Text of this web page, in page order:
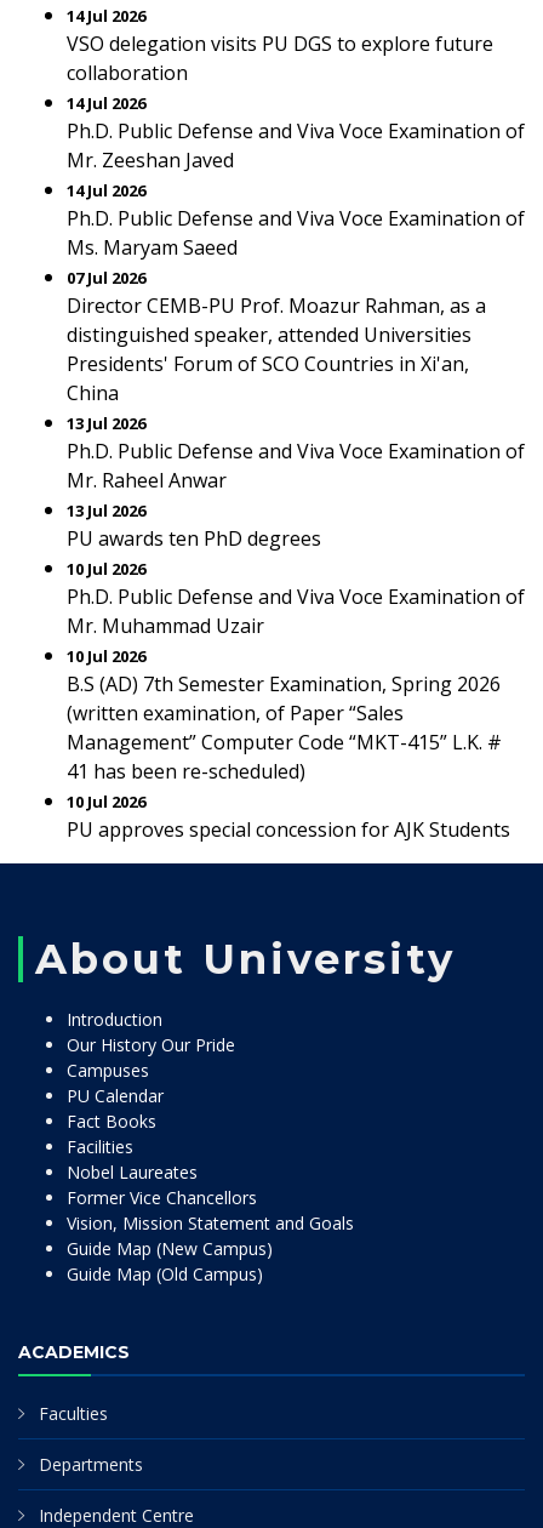
14 Jul 2026
VSO delegation visits PU DGS to explore future
collaboration
14 Jul 2026
Ph.D. Public Defense and Viva Voce Examination of
Mr. Zeeshan Javed
14 Jul 2026
Ph.D. Public Defense and Viva Voce Examination of
Ms. Maryam Saeed
07 Jul 2026
Director CEMB-PU Prof. Moazur Rahman, as a
distinguished speaker, attended Universities
Presidents' Forum of SCO Countries in Xi'an,
China
13 Jul 2026
Ph.D. Public Defense and Viva Voce Examination of
Mr. Raheel Anwar
13 Jul 2026
PU awards ten PhD degrees
10 Jul 2026
Ph.D. Public Defense and Viva Voce Examination of
Mr. Muhammad Uzair
10 Jul 2026
B.S (AD) 7th Semester Examination, Spring 2026
(written examination, of Paper “Sales
Management” Computer Code “MKT-415” L.K. #
41 has been re-scheduled)
10 Jul 2026
PU approves special concession for AJK Students
About University
Introduction
Our History Our Pride
Campuses
PU Calendar
Fact Books
Facilities
Nobel Laureates
Former Vice Chancellors
Vision, Mission Statement and Goals
Guide Map (New Campus)
Guide Map (Old Campus)
ACADEMICS
Faculties
Departments
Independent Centre